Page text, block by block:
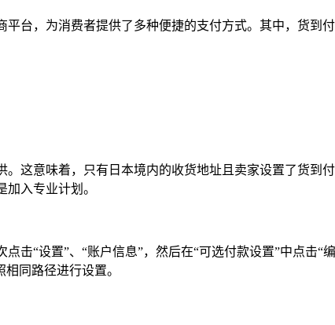
台，为消费者提供了多种便捷的支付方式。其中，货到
这意味着，只有日本境内的收货地址且卖家设置了货到
入专业计划。
击“设置”、“账户信息”，然后在“可选付款设置”中点击
同路径进行设置。